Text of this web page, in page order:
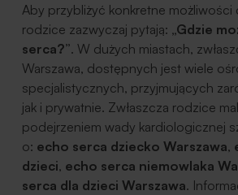
Aby przybliżyć konkretne
rodzice zazwyczaj pytają: „Gdzie
serca?”. W dużych miastach,
Warszawa, dostępnych jest wiele
specjalistycznych, przyjmujących
jak i prywatnie. Zwłaszcza rodzice
podejrzeniem wady kardiologicznej
o: echo serca dziecko Warszawa,
dzieci, echo serca niemowlaka
serca dla dzieci Warszawa.